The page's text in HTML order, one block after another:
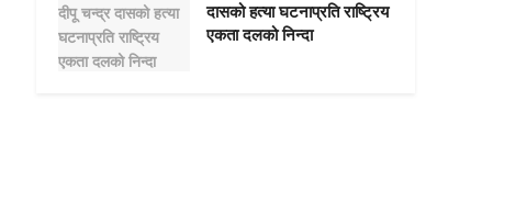
दासको हत्या घटनाप्रति राष्ट्रिय
एकता दलको निन्दा